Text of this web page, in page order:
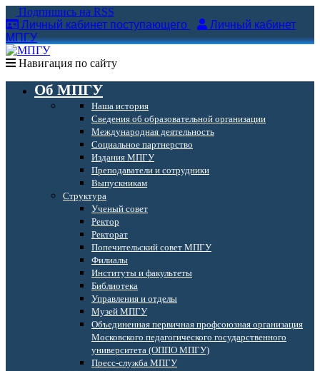
Подпишись на RSS
Личный кабинет поступающего
Личный кабинет
МПГУ
Навигация по сайту
Об МПГУ
Наша история
Сведения об образовательной организации
Международная деятельность
Социальное партнерство
Издания МПГУ
Преподаватели и сотрудники
Выпускникам
Структура
Ученый совет
Ректор
Ректорат
Попечительский совет МПГУ
Филиалы
Институты и факультеты
Библиотека
Управления и отделы
Музей МПГУ
Объединенная первичная профсоюзная организация
Московского педагогического государственного
университета (ОППО МПГУ)
Пресс-служба МПГУ